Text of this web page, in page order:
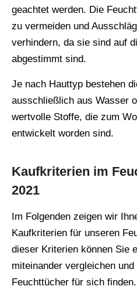
geachtet werden. Die
zu vermeiden und
verhindern, da sie sind auf
abgestimmt sind.
Je nach Hauttyp bestehen
ausschließlich aus Wasser
wertvolle Stoffe, die zum
entwickelt worden sind.
Kaufkriterien im
2021
Im Folgenden zeigen wir
Kaufkriterien für unseren
dieser Kriterien können Sie
miteinander vergleichen
Feuchttücher für sich finden.